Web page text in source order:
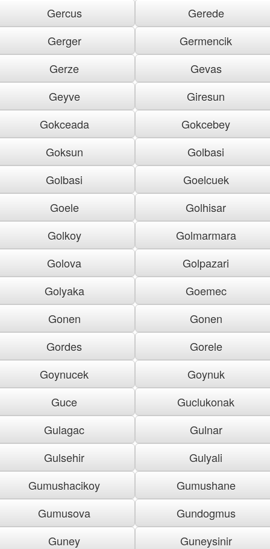
Gercus
Gerede
Gerger
Germencik
Gerze
Gevas
Geyve
Giresun
Gokceada
Gokcebey
Goksun
Golbasi
Golbasi
Goelcuek
Goele
Golhisar
Golkoy
Golmarmara
Golova
Golpazari
Golyaka
Goemec
Gonen
Gonen
Gordes
Gorele
Goynucek
Goynuk
Guce
Guclukonak
Gulagac
Gulnar
Gulsehir
Gulyali
Gumushacikoy
Gumushane
Gumusova
Gundogmus
Guney
Guneysinir